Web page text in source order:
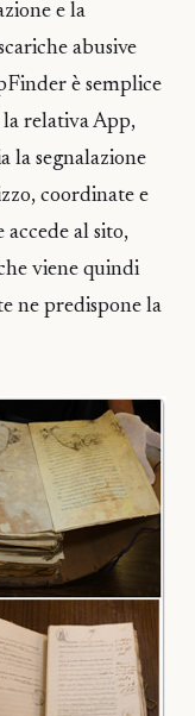
e la
abusive
è semplice
relativa App,
la segnalazione
coordinate e
accede al sito,
viene quindi
ne predispone la